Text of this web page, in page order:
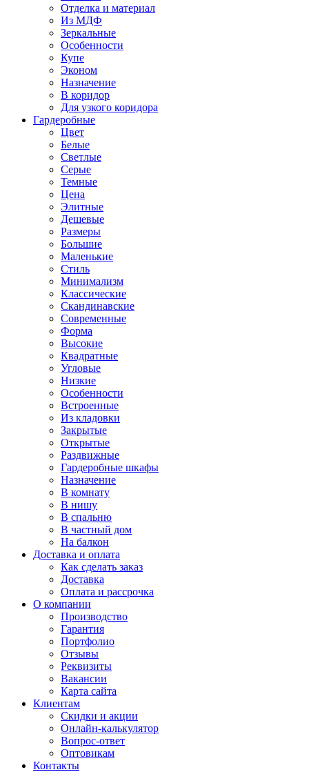
Отделка и материал
Из МДФ
Зеркальные
Особенности
Купе
Эконом
Назначение
В коридор
Для узкого коридора
Гардеробные
Цвет
Белые
Светлые
Серые
Темные
Цена
Элитные
Дешевые
Размеры
Большие
Маленькие
Стиль
Минимализм
Классические
Скандинавские
Современные
Форма
Высокие
Квадратные
Угловые
Низкие
Особенности
Встроенные
Из кладовки
Закрытые
Открытые
Раздвижные
Гардеробные шкафы
Назначение
В комнату
В нишу
В спальню
В частный дом
На балкон
Доставка и оплата
Как сделать заказ
Доставка
Оплата и рассрочка
О компании
Производство
Гарантия
Портфолио
Отзывы
Реквизиты
Вакансии
Карта сайта
Клиентам
Скидки и акции
Онлайн-калькулятор
Вопрос-ответ
Оптовикам
Контакты